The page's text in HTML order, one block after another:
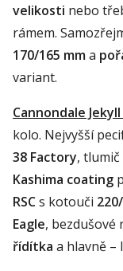
velikosti nebo
rámem.
170/165 mma
variant.
Cannondale Jekyll
kolo. Nejvyšší
38 Factory, tlumič
Kashima coating
RSCs kotouči
Eagle, bezdušové
řídítka a hlavně –